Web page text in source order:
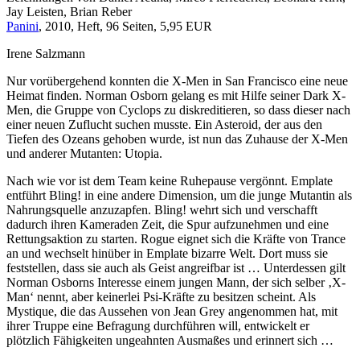
Jay Leisten, Brian Reber
Panini, 2010, Heft, 96 Seiten, 5,95 EUR
Irene Salzmann
Nur vorübergehend konnten die X-Men in San Francisco eine neue
Heimat finden. Norman Osborn gelang es mit Hilfe seiner Dark X-
Men, die Gruppe von Cyclops zu diskreditieren, so dass dieser nach
einer neuen Zuflucht suchen musste. Ein Asteroid, der aus den
Tiefen des Ozeans gehoben wurde, ist nun das Zuhause der X-Men
und anderer Mutanten: Utopia.
Nach wie vor ist dem Team keine Ruhepause vergönnt. Emplate
entführt Bling! in eine andere Dimension, um die junge Mutantin als
Nahrungsquelle anzuzapfen. Bling! wehrt sich und verschafft
dadurch ihren Kameraden Zeit, die Spur aufzunehmen und eine
Rettungsaktion zu starten. Rogue eignet sich die Kräfte von Trance
an und wechselt hinüber in Emplate bizarre Welt. Dort muss sie
feststellen, dass sie auch als Geist angreifbar ist … Unterdessen gilt
Norman Osborns Interesse einem jungen Mann, der sich selber ‚X-
Man‘ nennt, aber keinerlei Psi-Kräfte zu besitzen scheint. Als
Mystique, die das Aussehen von Jean Grey angenommen hat, mit
ihrer Truppe eine Befragung durchführen will, entwickelt er
plötzlich Fähigkeiten ungeahnten Ausmaßes und erinnert sich …